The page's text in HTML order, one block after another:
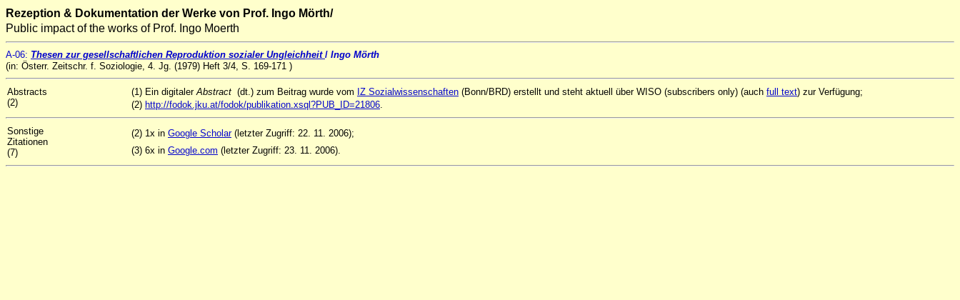
Rezeption & Dokumentation der Werke von Prof. Ingo Mörth/
Public impact of the works of Prof. Ingo Moerth
A-06: Thesen zur gesellschaftlichen Reproduktion sozialer Ungleichheit / Ingo Mörth
(in: Österr. Zeitschr. f. Soziologie, 4. Jg. (1979) Heft 3/4, S. 169-171 )
Abstracts
(2)
(1) Ein digitalerAbstract (dt.) zum Beitrag wurde vom IZ Sozialwissenschaften (Bonn/BRD) erstellt und steht aktuell über WISO (subscribers only) (auch full text) zur Verfügung;
(2) http://fodok.jku.at/fodok/publikation.xsql?PUB_ID=21806.
Sonstige
Zitationen
(7)
(2) 1x in Google Scholar(letzter Zugriff: 22. 11. 2006);
(3) 6x in Google.com (letzter Zugriff: 23. 11. 2006).